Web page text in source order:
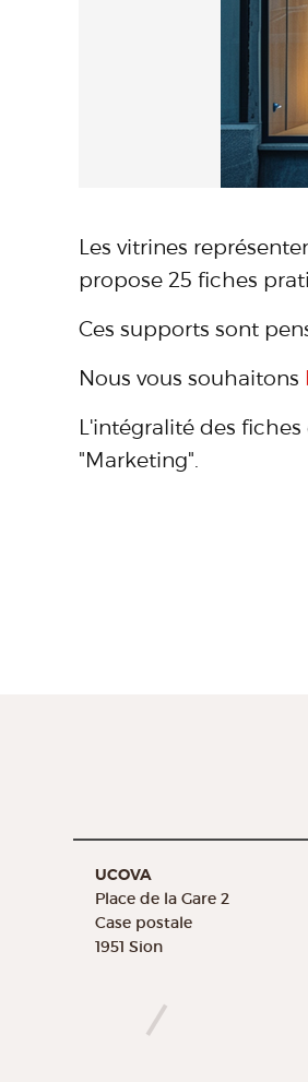
Les vitrines
propose 25 fiches
Ces supports sont
Nous vous souhaitons
L'intégralité des
"Marketing".
UCOVA
Place de la Gare 2
Case postale
1951 Sion